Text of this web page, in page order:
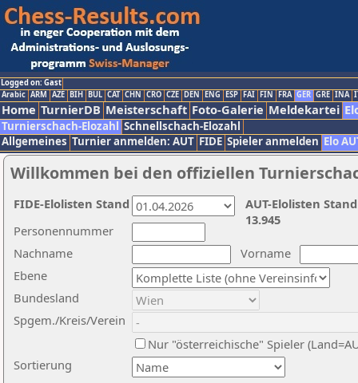
Logged on: Gast
Arabic ARM AZE BIH BUL CAT CHN CRO CZE DEN ENG ESP FAI FIN FRA GER GRE INA
Home TurnierDB Meisterschaft Foto-Galerie Meldekartei
Turnierschach-Elozahl Schnellschach-Elozahl
Allgemeines Turnier anmelden: AUT FIDE Spieler anmelden Elo
Willkommen bei den offiziellen
Nachname
Vorname
Ebene
Sortierung
Personennummer
Bundesland
Spgem./Kreis/Verein
Nur "österreichische" Spieler
AUT-Elolisten
13.945
FIDE-Elolisten Stand